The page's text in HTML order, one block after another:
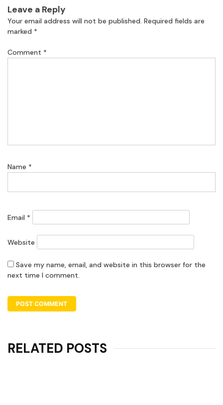
Leave a Reply
Your email address will not be published. Required fields are
marked *
Comment *
Name *
Email *
Website
Save my name, email, and website in this browser for the
next time I comment.
RELATED POSTS